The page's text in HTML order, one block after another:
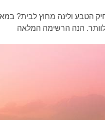
הטבע ולינה מחוץ לבית?
לוותר. הנה הרשימה המלאה